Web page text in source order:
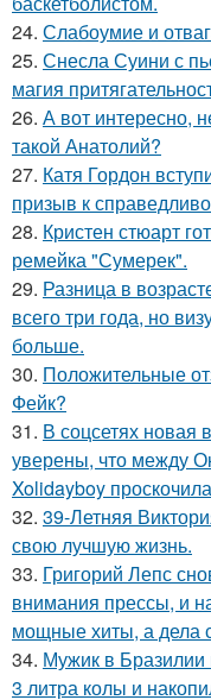
24. Слабоумие и
25. Снесла Суини с
магия
26. А вот интересно,
такой Анатолий?
27. Катя Гордон
призыв к
28. Кристен стюарт
ремейка "Сумерек".
29. Разница в
всего три года, но
больше.
30. Положительные
Фейк?
31. В соцсетях новая
уверены, что между
Xolidayboy
32. 39-Летняя
свою лучшую жизнь.
33. Григорий Лепс
внимания прессы, и
мощные хиты, а дела
34. Мужик в Бразилии
3 литра колы и